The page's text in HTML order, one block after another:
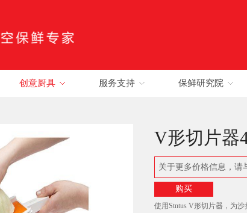
创意厨具 服务支持 保鲜研究院
V形切片器
关于更多价格信息，请
购买
使用Stntus V形切片器，为沙